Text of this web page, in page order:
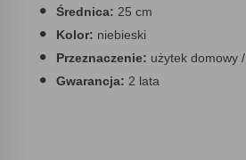
Średnica: 25 cm
Kolor: niebieski
Przeznaczenie: użytek domowy
Gwarancja: 2 lata